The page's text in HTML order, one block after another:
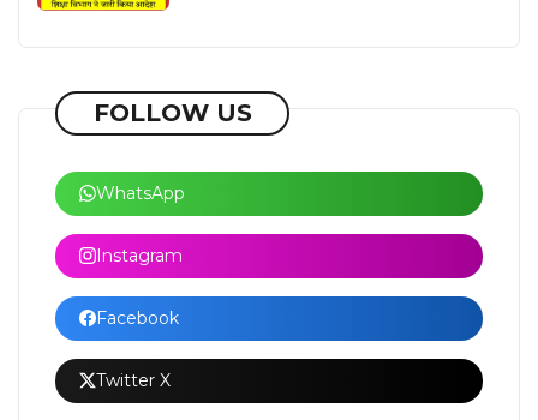
FOLLOW US
WhatsApp
Instagram
Facebook
Twitter X